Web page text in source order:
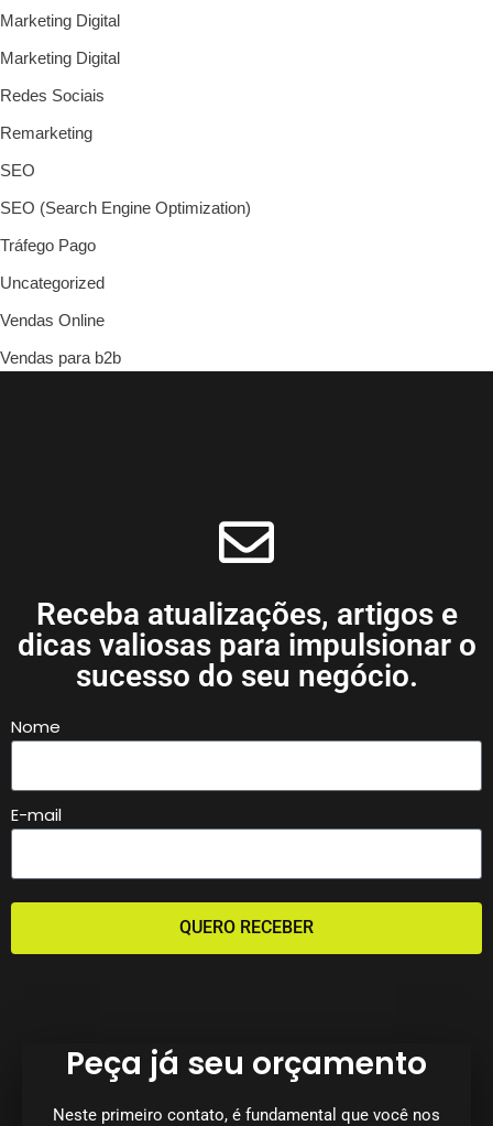
Marketing Digital
Marketing Digital
Redes Sociais
Remarketing
SEO
SEO (Search Engine Optimization)
Tráfego Pago
Uncategorized
Vendas Online
Vendas para b2b
Receba atualizações, artigos e
dicas valiosas para impulsionar o
sucesso do seu negócio.
Nome
E-mail
QUERO RECEBER
Peça já seu orçamento
Neste primeiro contato, é fundamental que você nos